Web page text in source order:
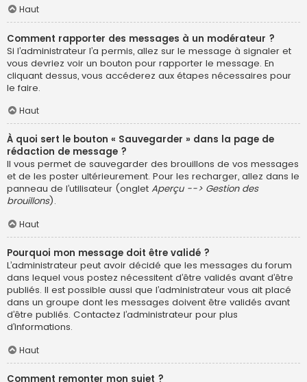
Haut
Comment rapporter des messages à un modérateur ?
Si l’administrateur l’a permis, allez sur le message à signaler et
vous devriez voir un bouton pour rapporter le message. En
cliquant dessus, vous accéderez aux étapes nécessaires pour
le faire.
Haut
À quoi sert le bouton « Sauvegarder » dans la page de
rédaction de message ?
Il vous permet de sauvegarder des brouillons de vos messages
et de les poster ultérieurement. Pour les recharger, allez dans le
panneau de l’utilisateur (onglet Aperçu --> Gestion des
brouillons).
Haut
Pourquoi mon message doit être validé ?
L’administrateur peut avoir décidé que les messages du forum
dans lequel vous postez nécessitent d’être validés avant d’être
publiés. Il est possible aussi que l’administrateur vous ait placé
dans un groupe dont les messages doivent être validés avant
d’être publiés. Contactez l’administrateur pour plus
d’informations.
Haut
Comment remonter mon sujet ?